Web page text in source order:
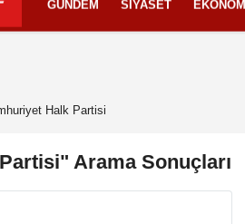
GÜNDEM SIYASET EKONOMI
Halk Partisi
Arama Sonuçları